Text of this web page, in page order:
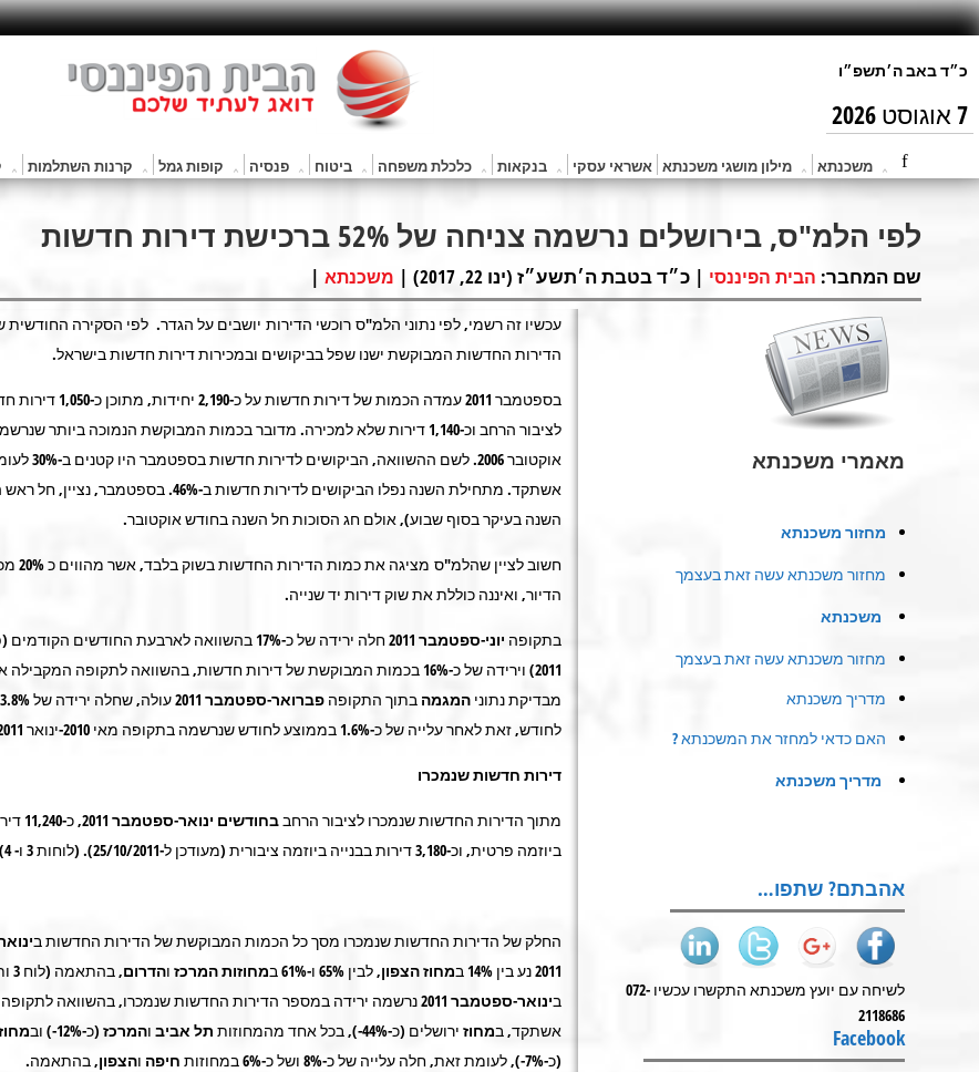
7 אוגוסט 2026
משכנתא מילון מושגי משכנתא אשראי עסקי בנקאות כלכלת משפחה ביטוח פנסיה קופות גמל קרנות השתלמות
לפי הלמ"ס, בירושלים נרשמה צניחה של 52% ברכישת דירות חדשות
שם המחבר: הבית הפיננסי | כ״ד בטבת ה׳תשע״ז (ינו 22, 2017) | משכנתא |
עכשיו זה רשמי, לפי נתוני הלמ"ס רוכשי הדירות יושבים על הגדר. לפי הסקירה החודשית
הדירות החדשות המבוקשת ישנו שפל בביקושים ובמכירות דירות חדשות בישראל.
בספטמבר 2011 עמדה הכמות של דירות
לציבור הרחב וכ-1,140 דירות שלא למכירה. מדובר בכמות המבוקשת הנמוכה ביותר
אוקטובר 2006. לשם
אשתקד. מתחילת השנה נפלו הביקושים לדירות חדשות ב-46%.
השנה בעיקר בסוף שבוע), אולם חג הסוכות חל השנה בחודש אוקטובר.
חשוב לציין
הדיור, ואיננה כוללת את שוק דירות יד שנייה.
בתקופה יוני-ספטמבר 2011
חלה ירידה של כ-17% בהשוואה לארבעת החודשים
2011) וירידה של כ-16% בכמות המבוקשת של דירות חדשות, בהשוואה לתקופה
מבדיקת נתוני המגמה בתוך התקופה פברואר-ספטמבר 2011
לחודש, זאת לאחר עלייה של כ-1.6% בממוצע לחודש שנרשמה בתקופה מאי 2010-ינואר 2011. (תרשים 2 ).
דירות חדשות שנמכרו
מתוך הדירות החדשות שנמכרו לציבור הרחבבחודשים ינואר-ספטמבר 2011
, כ-
ביוזמה פרטית, וכ-3,180 דירות בבנייה ביוזמה ציבורית (מעודכן ל-25/10/2011). (לוחות 3 ו- 4).
החלק של הדירות החדשות שנמכרו מסך כל הכמות המבוקשת של הדירות החדשות ב
2011נע בין 14% ב מחוז הצפון, לבין 65% ו-61% ב מחוזות המרכז והדרום
בינואר-ספטמבר 2011
נרשמה ירידה במספר הדירות החדשות שנמכרו, בהשוואה
אשתקד, במחוז ירושלים (כ-44%-), בכל אחד מהמחוזות תל אביב והמרכז (כ-12%-) וב
(כ-7%-), לעומת זאת, חלה עלייה של כ-8% ושל כ-6% במחוזות
חיפה והצפון, בהתאמה.
מאמרי משכנתא
מחזור משכנתא
מחזור משכנתא עשה זאת בעצמך
משכנתא
מחזור משכנתא עשה זאת בעצמך
מדריך משכנתא
האם כדאי למחזר את המשכנתא ?
מדריך משכנתא
אהבתם? שתפו…
לשיחה עם יועץ משכנתא התקשרו עכשיו 072-
2118686
Facebook